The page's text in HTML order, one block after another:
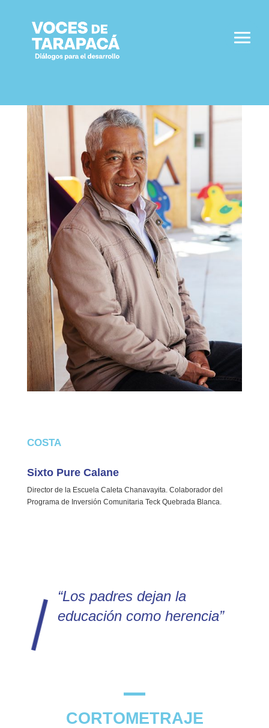
COSTA
Sixto Pure Calane
Director de la Escuela Caleta Chanavayita. Colaborador del
Programa de Inversión Comunitaria Teck Quebrada Blanca.
“Los padres dejan la
educación como herencia”
CORTOMETRAJE